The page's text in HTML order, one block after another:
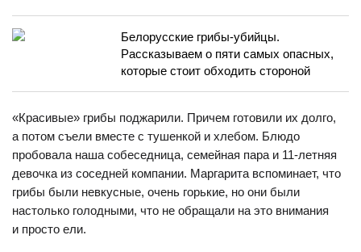
Белорусские грибы-убийцы.
Рассказываем о пяти самых опасных,
которые стоит обходить стороной
«Красивые» грибы поджарили. Причем готовили их долго,
а потом съели вместе с тушенкой и хлебом. Блюдо
пробовала наша собеседница, семейная пара и 11-летняя
девочка из соседней компании. Маргарита вспоминает, что
грибы были невкусные, очень горькие, но они были
настолько голодными, что не обращали на это внимания
и просто ели.